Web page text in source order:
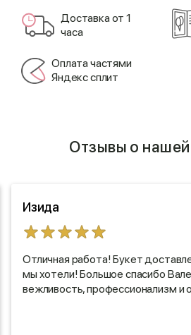
Доставка от 1
часа
Оплата частями
Яндекс сплит
Отзывы о
Изида
Отличная работа! Букет
мы хотели! Большое спасибо
вежливость, профессионализм и